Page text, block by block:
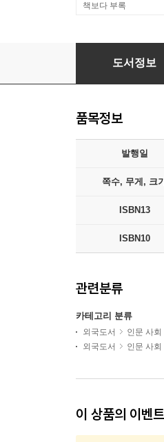
책보다 부록
Biographische
도서정보
품목정보
발행일
쪽수, 무게, 크기
ISBN13
ISBN10
관련분류
카테고리 분류
외국도서 인문 사회
외국도서
인문 사회
이 상품의 이벤트